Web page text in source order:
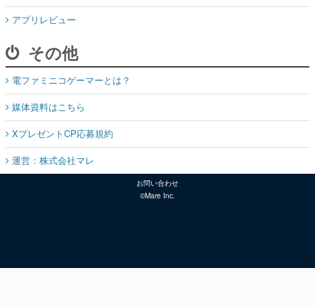
アプリレビュー
その他
電ファミニコゲーマーとは？
媒体資料はこちら
XプレゼントCP応募規約
運営：株式会社マレ
お問い合わせ
©Mare Inc.